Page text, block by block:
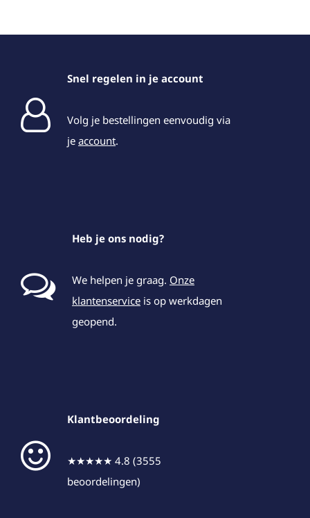
Snel regelen in je account
Volg je bestellingen eenvoudig via
je account.
Heb je ons nodig?
We helpen je graag. Onze
klantenservice is op werkdagen
geopend.
Klantbeoordeling
★★★★★ 4.8 (3555
beoordelingen)